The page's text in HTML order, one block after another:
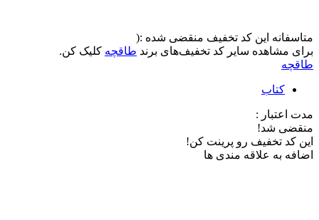
متاسفانه این کد تخفیف منقضی شده :(
برای مشاهده سایر کد تخفیف‌های برند طاقچه کلیک کن.
طاقچه
کتاب
مدت اعتبار :
منقضی شد!
این کد تخفیف رو پرینت کن!
اضافه به علاقه مندی ها